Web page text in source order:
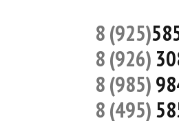
8 (925)
8 (926)
8 (985)
8 (495)